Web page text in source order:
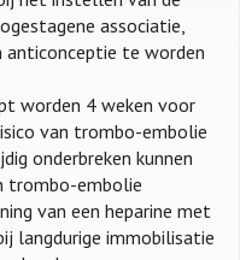
associatie,
anticonceptie te worden
worden 4 weken voor
van trombo-embolie
onderbreken kunnen
trombo-embolie
van een heparine met
langdurige immobilisatie